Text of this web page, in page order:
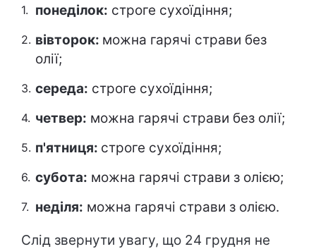
понеділок: строге сухоїдіння;
вівторок: можна гарячі страви без
олії;
середа: строге сухоїдіння;
четвер: можна гарячі страви без олії;
п'ятниця: строге сухоїдіння;
субота: можна гарячі страви з олією;
неділя: можна гарячі страви з олією.
Слід звернути увагу, що 24 грудня не